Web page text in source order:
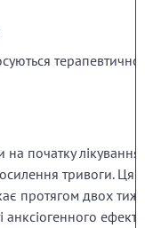
початку лікування
тривоги. Ця
протягом двох
ефекту